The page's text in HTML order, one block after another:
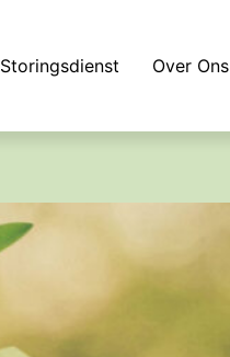
Storingsdienst Over Ons